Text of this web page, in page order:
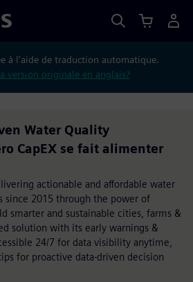
à l'aide de traduction automatique.
version originale en anglais?
Water Quality
CapEX se fait alimenter
actionable and affordable water
since 2015 through the power of
smarter and sustainable cities, farms &
solution with its early warnings &
24/7 for data visibility anytime,
for proactive data-driven decision